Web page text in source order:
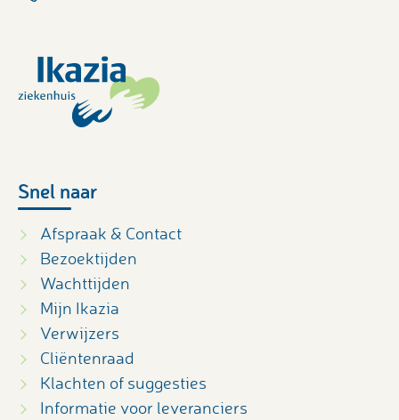
Snel naar
Afspraak & Contact
Bezoektijden
Wachttijden
Mijn Ikazia
Verwijzers
Cliëntenraad
Klachten of suggesties
Informatie voor leveranciers